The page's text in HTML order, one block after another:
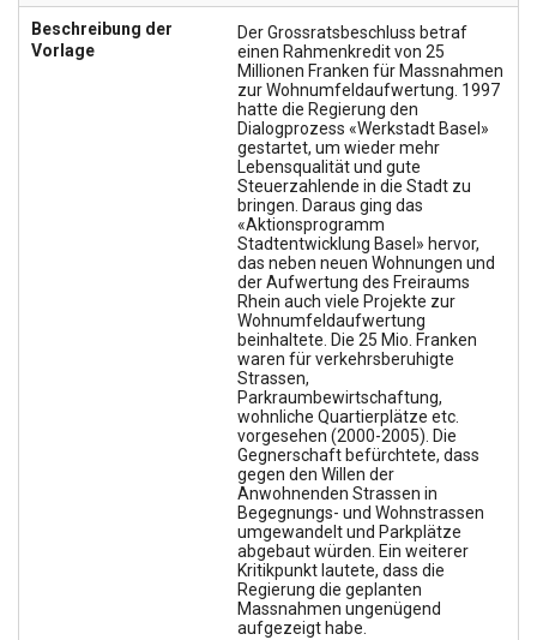
Beschreibung der
Vorlage
Der Grossratsbeschluss betraf
einen Rahmenkredit von 25
Millionen Franken für Massnahmen
zur Wohnumfeldaufwertung. 1997
hatte die Regierung den
Dialogprozess «Werkstadt Basel»
gestartet, um wieder mehr
Lebensqualität und gute
Steuerzahlende in die Stadt zu
bringen. Daraus ging das
«Aktionsprogramm
Stadtentwicklung Basel» hervor,
das neben neuen Wohnungen und
der Aufwertung des Freiraums
Rhein auch viele Projekte zur
Wohnumfeldaufwertung
beinhaltete. Die 25 Mio. Franken
waren für verkehrsberuhigte
Strassen,
Parkraumbewirtschaftung,
wohnliche Quartierplätze etc.
vorgesehen (2000-2005). Die
Gegnerschaft befürchtete, dass
gegen den Willen der
Anwohnenden Strassen in
Begegnungs- und Wohnstrassen
umgewandelt und Parkplätze
abgebaut würden. Ein weiterer
Kritikpunkt lautete, dass die
Regierung die geplanten
Massnahmen ungenügend
aufgezeigt habe.